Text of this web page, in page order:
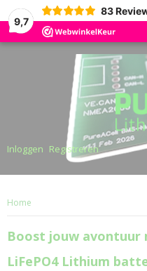
9,7
83
Inloggen Registreren
Home
Boost jouw avontuur
LiFePO4 Lithium